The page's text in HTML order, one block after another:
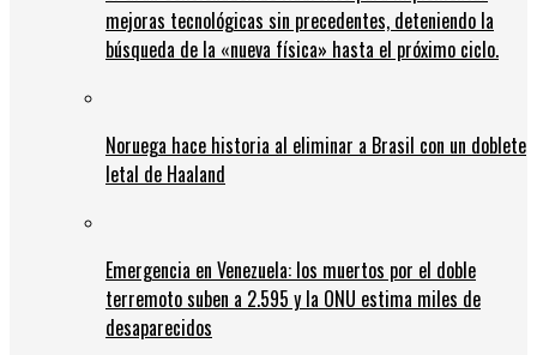
mejoras tecnológicas sin precedentes, deteniendo la
búsqueda de la «nueva física» hasta el próximo ciclo.
Noruega hace historia al eliminar a Brasil con un doblete
letal de Haaland
Emergencia en Venezuela: los muertos por el doble
terremoto suben a 2.595 y la ONU estima miles de
desaparecidos